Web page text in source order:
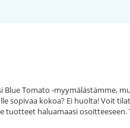
Tomato -myymälästämme,
sopivaa kokoa? Ei huolta! Voit
tuotteet haluamaasi osoitteeseen.